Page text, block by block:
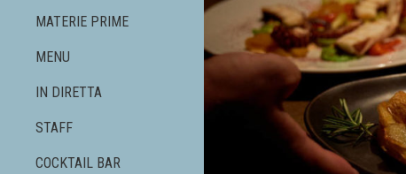
MATERIE PRIME
MENU
IN DIRETTA
STAFF
COCKTAIL BAR